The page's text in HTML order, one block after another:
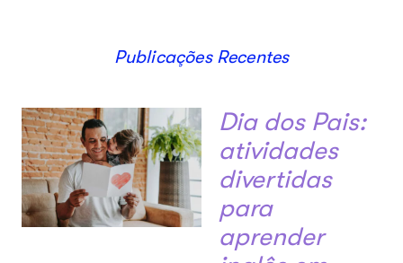
Publicações Recentes
Dia dos Pais:
atividades
divertidas
para
aprender